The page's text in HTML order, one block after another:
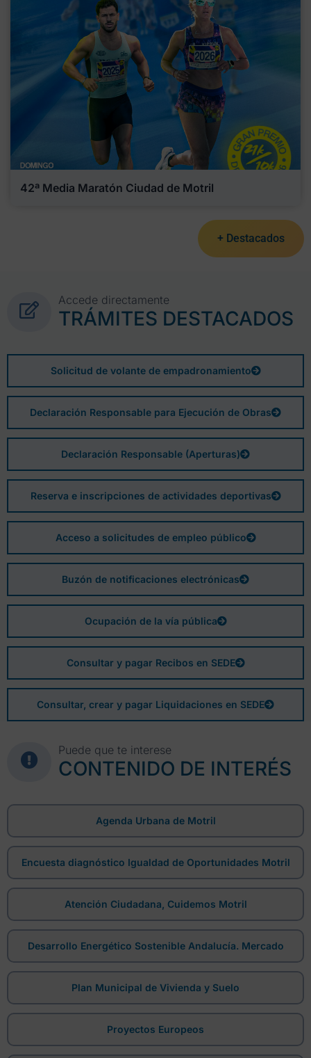
42ª Media Maratón Ciudad de Motril
+ Destacados
Accede directamente
TRÁMITES DESTACADOS
Solicitud de volante de empadronamiento
Declaración Responsable para Ejecución de Obras
Declaración Responsable (Aperturas)
Reserva e inscripciones de actividades deportivas
Acceso a solicitudes de empleo público
Buzón de notificaciones electrónicas
Ocupación de la vía pública
Consultar y pagar Recibos en SEDE
Consultar, crear y pagar Liquidaciones en SEDE
Puede que te interese
CONTENIDO DE INTERÉS
Agenda Urbana de Motril
Encuesta diagnóstico Igualdad de Oportunidades Motril
Atención Ciudadana, Cuidemos Motril
Desarrollo Energético Sostenible Andalucía. Mercado
Plan Municipal de Vivienda y Suelo
Proyectos Europeos